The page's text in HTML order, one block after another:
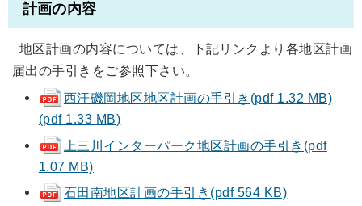
計画の内容
地区計画の内容については、下記リンクより各地区計画
届出の手引きをご参照下さい。
西汗磯岡地区地区計画の手引き(pdf 1.32 MB)
(pdf 1.33 MB)
上三川インターパーク地区計画の手引き(pdf
1.07 MB)
石田南地区計画の手引き(pdf 564 KB)